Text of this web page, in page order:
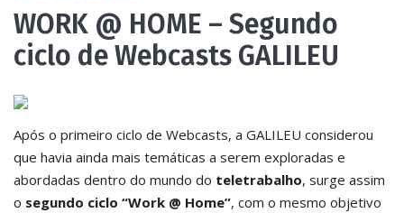
WORK @ HOME – Segundo
ciclo de Webcasts GALILEU
Após o primeiro ciclo de Webcasts, a GALILEU considerou
que havia ainda mais temáticas a serem exploradas e
abordadas dentro do mundo do teletrabalho, surge assim
o segundo ciclo “Work @ Home”, com o mesmo objetivo